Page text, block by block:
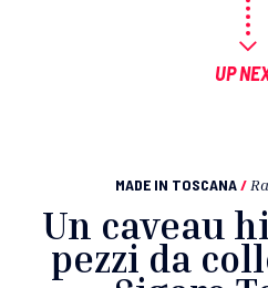
UP
MADE IN TOSCANA /
Un caveau
pezzi da